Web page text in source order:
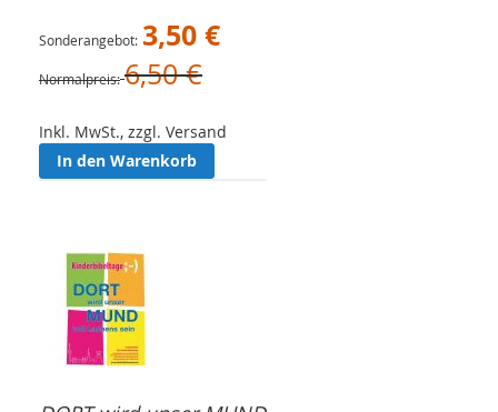
Sonderangebot 3,50 €
Normalpreis 6,50 €
Inkl. MwSt., zzgl. Versand
In den Warenkorb